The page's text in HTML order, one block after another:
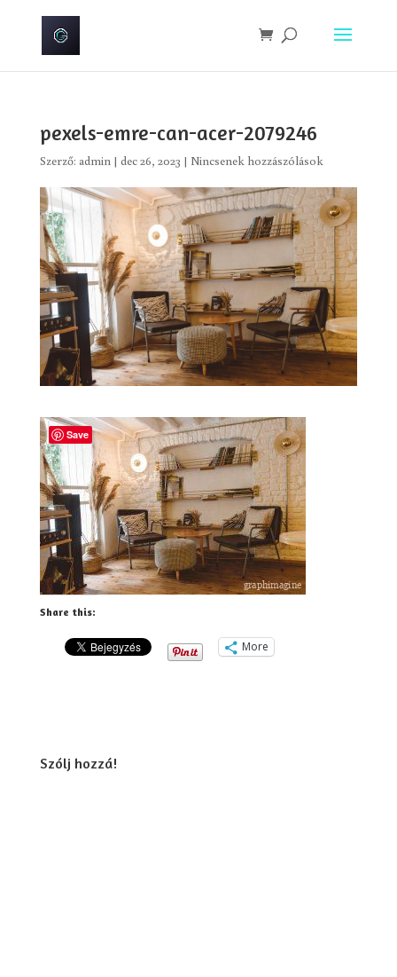
pexels-emre-can-acer-2079246
Szerző: admin| dec 26, 2023 | Nincsenek hozzászólások
Share this:
More
Szólj hozzá!
Save